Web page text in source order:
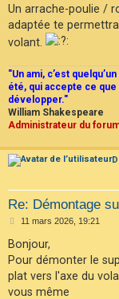
s
s
a
g
e
Un arrache-poulie /
adaptée te
volant.
"Un ami, c’est
été, qui accepte ce
développer."
William Shakespeare
Administrateur du
Re: Démontage
M
s
a
g
e
11 mars 2026, 19:21
Bonjour,
Pour démonter le
plat vers l'axe du
vous même